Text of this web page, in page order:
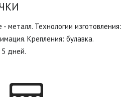
металл. Технологии изготовления:
Крепления: булавка.
5 дней.